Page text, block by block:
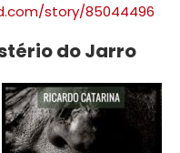
story/85044496
do Jarro